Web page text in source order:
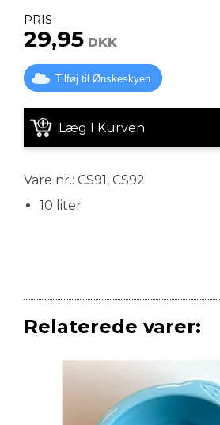
PRIS
29,95 DKK
Tilføj til Ønskeskyen
Læg I Kurven
Vare nr.: CS91, CS92
10 liter
Relaterede varer: